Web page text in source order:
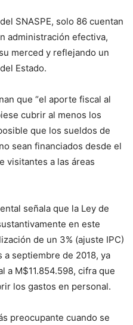
SNASPE, solo 86 cuentan
administración efectiva,
merced y reflejando un
Estado.
que “el aporte fiscal al
cubrir al menos los
que los sueldos de
sean financiados desde el
visitantes a las áreas
señala que la Ley de
en este
de un 3% (ajuste IPC)
septiembre de 2018, ya
a M$11.854.598, cifra que
los gastos en personal.
preocupante cuando se